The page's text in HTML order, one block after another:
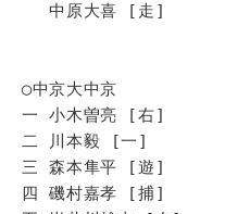
中原大喜 [走]
◯中京大中京
一 小木曽亮 [右]
二 川本毅 [一]
三 森本隼平 [遊]
四 磯村嘉孝 [捕]